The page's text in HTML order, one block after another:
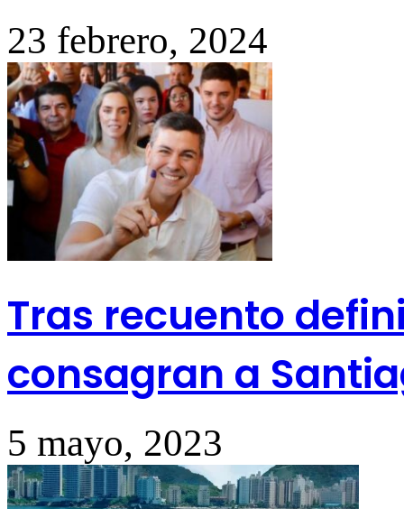
23 febrero, 2024
Tras recuento
consagran a
5 mayo, 2023